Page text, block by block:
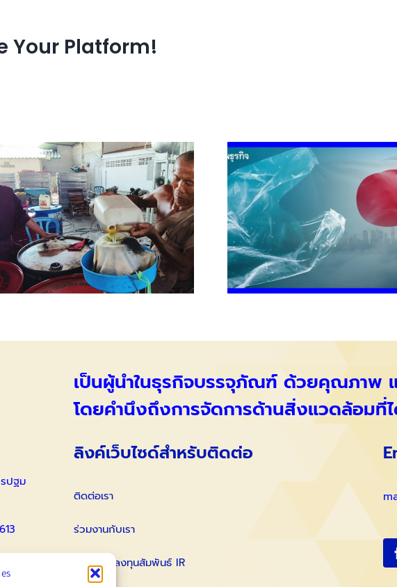
Your Platform!
เป็นผู้นำในธุรกิจบรรจุภัณฑ์ ด้วยคุณภาพ แ
โดยคำนึงถึงการจัดการด้านสิ่งแวดล้อมที่
ปฐม
ลิงค์เว็บไซด์สำหรับติดต่อ
ติดต่อเรา
ร่วมงานกับเรา
ติดต่อนักลงทุนสัมพันธ์ IR